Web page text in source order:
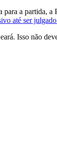
a
até ser
Isso não